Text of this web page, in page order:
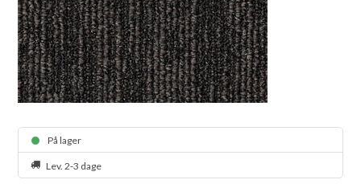
På lager
Lev. 2-3 dage